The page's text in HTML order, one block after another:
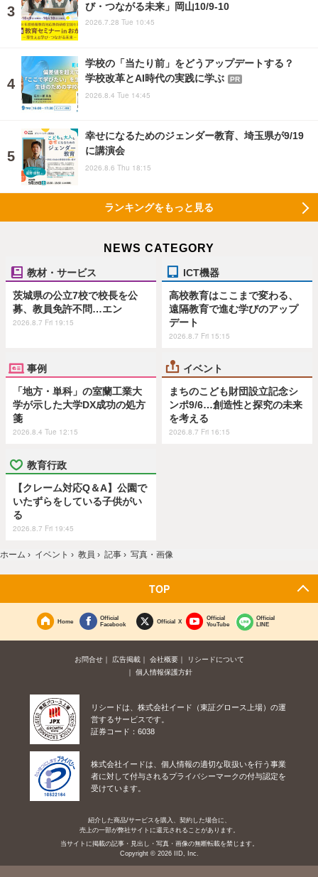
び・つながる未来」岡山10/9-10
2026.7.28 Tue 10:45
学校の「当たり前」をどうアップデートする？
学校改革とAI時代の実践に学ぶ
PR
2026.8.4 Tue 14:45
幸せになるためのジェンダー教育、埼玉県が9/19
に講演会
2026.8.6 Thu 18:15
ランキングをもっと見る
NEWS CATEGORY
教材・サービス
茨城県の公立7校で校長を公
募、教員免許不問…エン
2026.8.7 Fri 19:15
ICT機器
高校教育はここまで変わる、
遠隔教育で進む学びのアップ
デート
2026.8.7 Fri 15:15
事例
「地方・単科」の室蘭工業大
学が示した大学DX成功の処方
箋
2026.8.4 Tue 12:15
イベント
まちのこども財団設立記念シ
ンポ9/6…創造性と探究の未来
を考える
2026.8.7 Fri 16:15
教育行政
【クレーム対応Q＆A】公園で
いたずらをしている子供がい
る
2026.8.7 Fri 19:45
ホーム › イベント › 教員 › 記事 › 写真・画像
TOP
Home
Official
Facebook
Official X
Official
YouTube
Official
LINE
お問合せ 広告掲載 会社概要
リシードについて
個人情報保護方針
リシードは、株式会社イード（東証グロース上場）の運
営するサービスです。
証券コード：6038
株式会社イードは、個人情報の適切な取扱いを行う事業
者に対して付与されるプライバシーマークの付与認定を
受けています。
紹介した商品/サービスを購入、契約した場合に、
売上の一部が弊社サイトに還元されることがあります。
当サイトに掲載の記事・見出し・写真・画像の無断転載を禁じます。
Copyright © 2026 IID, Inc.